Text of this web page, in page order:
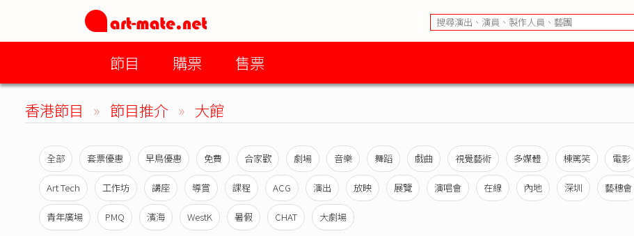
節目 購票 售票
香港節目 » 節目推介 » 大館
全部 套票優惠 早鳥優惠 免費 合家歡 劇場 音樂 舞蹈 戲曲 視覺藝術 多媒體 棟篤笑 電影
Art Tech 工作坊 講座 導賞 課程 ACG 演出 放映 展覽 演唱會 在線 內地 深圳 藝穗會
青年廣場 PMQ 濱海 WestK 暑假 CHAT 大劇場